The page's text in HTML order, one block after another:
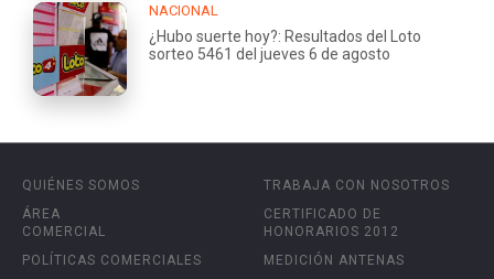
NACIONAL
¿Hubo suerte hoy?: Resultados del Loto
sorteo 5461 del jueves 6 de agosto
QUIÉNES SOMOS
ÁREA
COMERCIAL
POLÍTICAS COMERCIALES
TRABAJA CON NOSOTROS
CERTIFICADO DE
HONORARIOS 2012
MEDICIÓN ANTENAS